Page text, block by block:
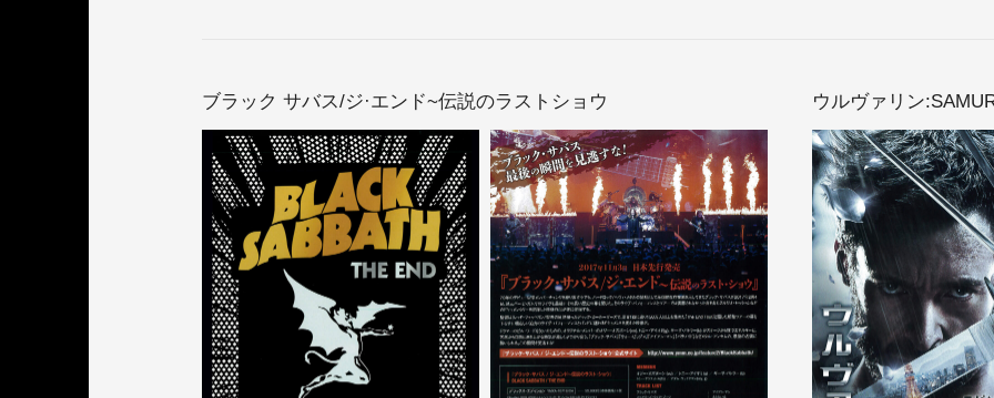
ブラック サバス/ジ·エンド~伝説のラストショウ ウルヴァリン